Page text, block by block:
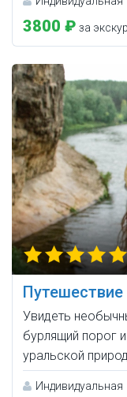
3800 ₽ за
Путешествие
Увидеть
бурлящий порог
уральской
Индивидуальная